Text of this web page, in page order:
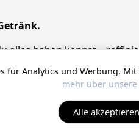
alles haben kannst –
© 2025 ProstZero.Über
für Analytics und Werbung.
mehr über
Alle akzeptieren